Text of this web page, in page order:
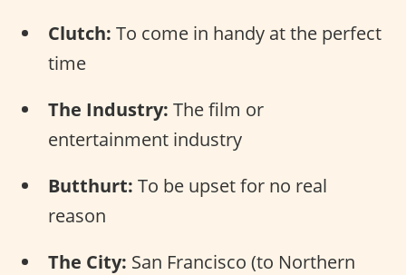
Clutch: To come in handy at the perfect
time
The Industry: The film or
entertainment industry
Butthurt: To be upset for no real
reason
The City: San Francisco (to Northern